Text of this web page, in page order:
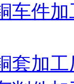
车件
套加